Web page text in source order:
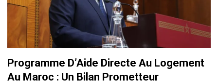
Programme D’Aide Directe Au Logement
Au Maroc : Un Bilan Prometteur